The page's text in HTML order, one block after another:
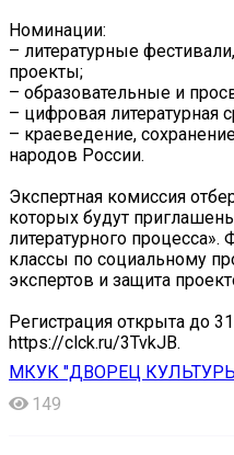
Номинации:
– литературные
проекты;
– образовательные и
– цифровая литературная
– краеведение,
народов России.
Экспертная комиссия
которых будут
литературного
классы по социальному
экспертов и защита
Регистрация открыта до
https://clck.ru/3TvkJB.
МКУК "ДВОРЕЦ
149